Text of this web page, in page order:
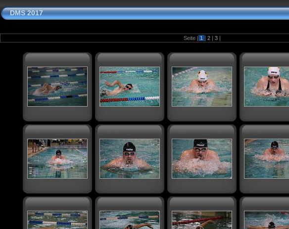
DMS 2017
Seite | 1 | 2 | 3 |